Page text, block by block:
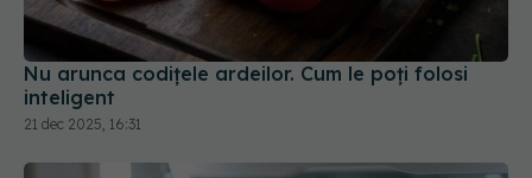
Nu arunca codițele ardeilor. Cum le poți folosi
inteligent
21 dec 2025, 16:31